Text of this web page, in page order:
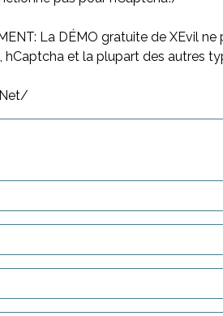
La DÉMO gratuite de XEvil ne
hCaptcha et la plupart des autres